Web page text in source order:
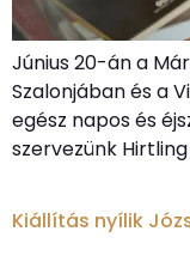
Június 20-án a
Szalonjában és a
egész napos és
szervezünk
Kiállítás nyílik